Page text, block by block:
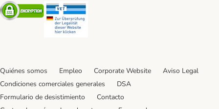
Security
Quiénes somos Empleo Corporate Website
Aviso Legal
Condiciones comerciales generales
DSA
Formulario de desistimiento
Contacto